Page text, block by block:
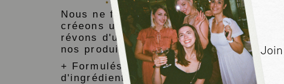
Nous ne faisons aucun compromis et
créeons uniquement des produits que
révons d'utiliser au quotidien.
nos produits sont :
+ Formulés avec un minimum de 94%
d'ingrédients d'origine naturelle